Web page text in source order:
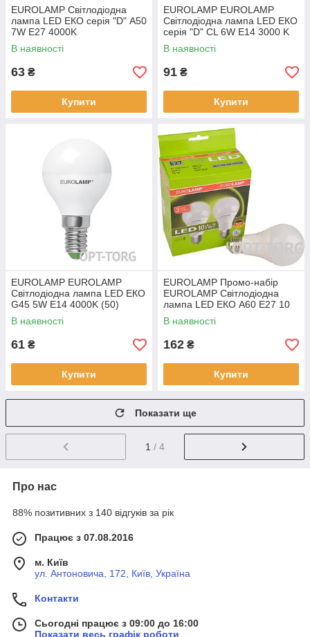
EUROLAMP Світлодіодна
лампа LED ЕКО серія "D" А50
7W E27 4000K
В наявності
63 ₴
Купити
EUROLAMP EUROLAMP
Світлодіодна лампа LED ЕКО
серія "D" CL 6W E14 3000 K
(50)
В наявності
91 ₴
Купити
EUROLAMP EUROLAMP
Світлодіодна лампа LED ЕКО
G45 5W E14 4000K (50)
В наявності
61 ₴
Купити
EUROLAMP Промо-набір
EUROLAMP Світлодіодна
лампа LED ЕКО A60 E27 10
W 4000 K акція 1+1 (30)
В наявності
162 ₴
Купити
Показати ще
1 / 4
Про нас
88% позитивних з 140 відгуків за рік
Працює з 07.08.2016
м. Київ
ул. Антоновича, 172, Київ, Україна
Контакти
Сьогодні працює з 09:00 до 16:00
Показати весь графік роботи